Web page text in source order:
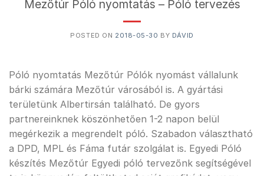
Mezőtúr Póló nyomtatás – Póló tervezés
POSTED ON 2018-05-30 BY DÁVID
Póló nyomtatás Mezőtúr Pólók nyomást vállalunk
bárki számára Mezőtúr városából is. A gyártási
területünk Albertirsán található. De gyors
partnereinknek köszönhetően 1-2 napon belül
megérkezik a megrendelt póló. Szabadon választható
a DPD, MPL és Fáma futár szolgálat is. Egyedi Póló
készítés Mezőtúr Egyedi póló tervezőnk segítségével